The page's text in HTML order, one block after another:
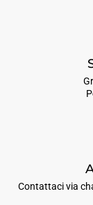
Contattaci via